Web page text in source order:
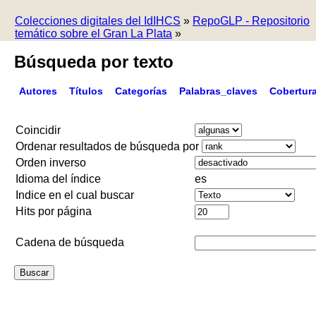
Colecciones digitales del IdIHCS » RepoGLP - Repositorio
temático sobre el Gran La Plata »
Búsqueda por texto
Autores Títulos Categorías Palabras_claves
Coincidir
Ordenar resultados de búsqueda por
Orden inverso
Idioma del índice
es
Indice en el cual buscar
Hits por página
Cadena de búsqueda